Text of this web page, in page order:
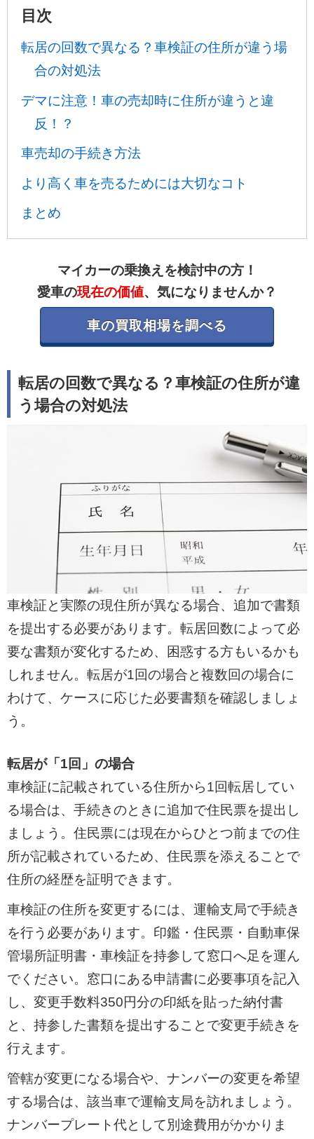
目次
転居の回数で異なる？車検証の住所が違う場
合の対処法
デマに注意！車の売却時に住所が違うと違
反！？
車売却の手続き方法
より高く車を売るためには大切なコト
まとめ
マイカーの乗換えを検討中の方！
愛車の現在の価値、気になりませんか？
車の買取相場を調べる
転居の回数で異なる？車検証の住所が違
う場合の対処法
車検証と実際の現住所が異なる場合、追加で書類
を提出する必要があります。転居回数によって必
要な書類が変化するため、困惑する方もいるかも
しれません。転居が1回の場合と複数回の場合に
わけて、ケースに応じた必要書類を確認しましょ
う。
転居が「1回」の場合
車検証に記載されている住所から1回転居してい
る場合は、手続きのときに追加で住民票を提出し
ましょう。住民票には現在からひとつ前までの住
所が記載されているため、住民票を添えることで
住所の経歴を証明できます。
車検証の住所を変更するには、運輸支局で手続き
を行う必要があります。印鑑・住民票・自動車保
管場所証明書・車検証を持参して窓口へ足を運ん
でください。窓口にある申請書に必要事項を記入
し、変更手数料350円分の印紙を貼った納付書
と、持参した書類を提出することで変更手続きを
行えます。
管轄が変更になる場合や、ナンバーの変更を希望
する場合は、該当車で運輸支局を訪れましょう。
ナンバープレート代として別途費用がかかりま